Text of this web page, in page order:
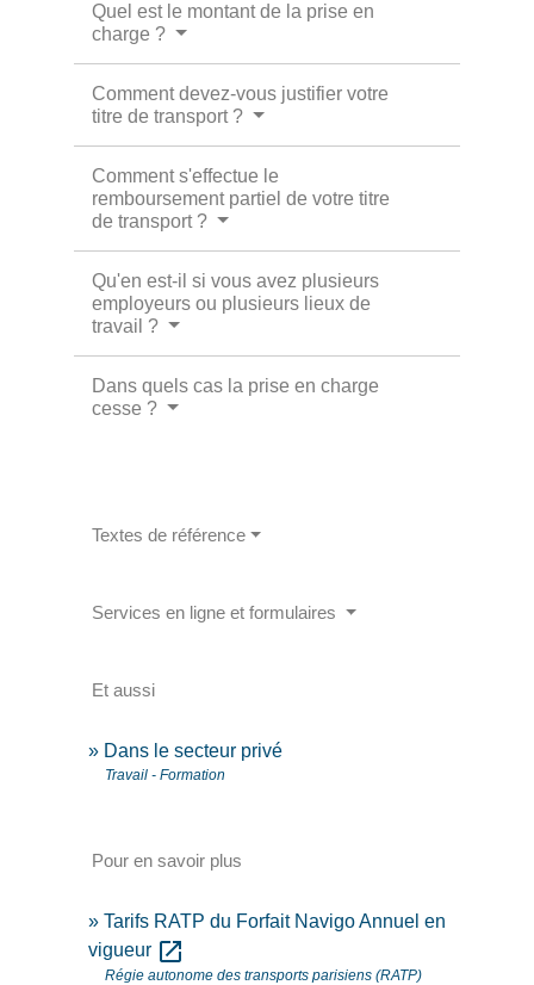
Quel est le montant de la prise en
charge ?
Comment devez-vous justifier votre
titre de transport ?
Comment s'effectue le
remboursement partiel de votre titre
de transport ?
Qu'en est-il si vous avez plusieurs
employeurs ou plusieurs lieux de
travail ?
Dans quels cas la prise en charge
cesse ?
Textes de référence
Services en ligne et formulaires
Et aussi
Dans le secteur privé
Travail - Formation
Pour en savoir plus
Tarifs RATP du Forfait Navigo Annuel en
vigueur open_in_new
Régie autonome des transports parisiens (RATP)